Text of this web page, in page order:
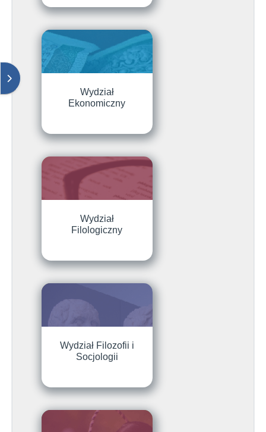
Otwórz szufladę bloków
Wydział
Ekonomiczny
Wydział
Filologiczny
Wydział Filozofii i
Socjologii